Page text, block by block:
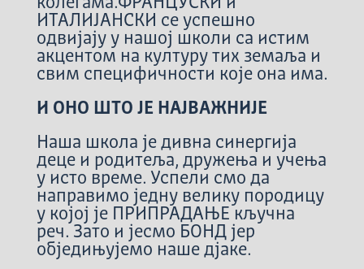
ИТАЛИЈАНСКИ се успешно
одвијају у нашој школи са истим
акцентом на културу тих земаља и
свим специфичности које она има.
И ОНО ШТО ЈЕ НАЈВАЖНИЈЕ
Наша школа је дивна синергија
деце и родитеља, дружења и учења
у исто време. Успели смо да
направимо једну велику породицу
у којој је ПРИПРАДАЊЕ кључна
реч. Зато и јесмо БОНД јер
обједињујемо наше дјаке.